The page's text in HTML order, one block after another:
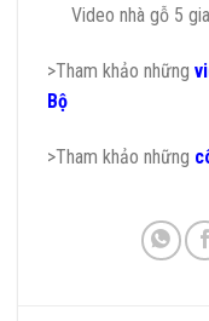
Video nhà gỗ 5
>Tham khảo những
Bộ
>Tham khảo những